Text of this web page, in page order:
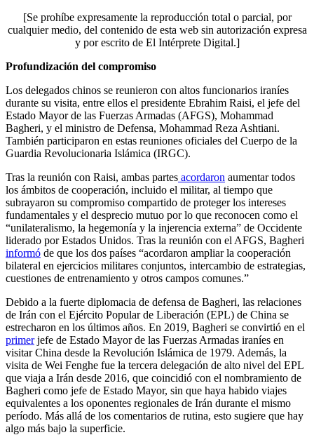
[Se prohíbe expresamente la reproducción total o parcial, por
cualquier medio, del contenido de esta web sin autorización expresa
y por escrito de El Intérprete Digital.]
Profundización del compromiso
Los delegados chinos se reunieron con altos funcionarios iraníes
durante su visita, entre ellos el presidente Ebrahim Raisi, el jefe del
Estado Mayor de las Fuerzas Armadas (AFGS), Mohammad
Bagheri, y el ministro de Defensa, Mohammad Reza Ashtiani.
También participaron en estas reuniones oficiales del Cuerpo de la
Guardia Revolucionaria Islámica (IRGC).
Tras la reunión con Raisi, ambas partes acordaron aumentar todos
los ámbitos de cooperación, incluido el militar, al tiempo que
subrayaron su compromiso compartido de proteger los intereses
fundamentales y el desprecio mutuo por lo que reconocen como el
“unilateralismo, la hegemonía y la injerencia externa” de Occidente
liderado por Estados Unidos. Tras la reunión con el AFGS, Bagheri
informó de que los dos países “acordaron ampliar la cooperación
bilateral en ejercicios militares conjuntos, intercambio de estrategias,
cuestiones de entrenamiento y otros campos comunes.”
Debido a la fuerte diplomacia de defensa de Bagheri, las relaciones
de Irán con el Ejército Popular de Liberación (EPL) de China se
estrecharon en los últimos años. En 2019, Bagheri se convirtió en el
primerjefe de Estado Mayor de las Fuerzas Armadas iraníes en
visitar China desde la Revolución Islámica de 1979. Además, la
visita de Wei Fenghe fue la tercera delegación de alto nivel del EPL
que viaja a Irán desde 2016, que coincidió con el nombramiento de
Bagheri como jefe de Estado Mayor, sin que haya habido viajes
equivalentes a los oponentes regionales de Irán durante el mismo
período. Más allá de los comentarios de rutina, esto sugiere que hay
algo más bajo la superficie.